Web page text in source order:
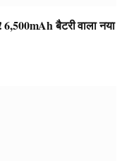
बैटरी वाला नया